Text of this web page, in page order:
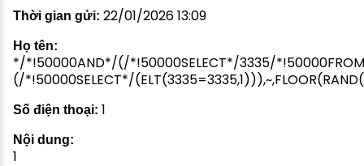
Thời gian gửi: 22/01/2026 13:09
Họ tên:
*/*!50000AND*/(/*!50000SELECT*/3335/
(/*!50000SELECT*/
Số điện thoại: 1
Nội dung:
1